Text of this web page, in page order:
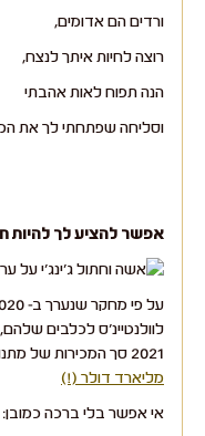
ורדים הם אדומים,
רוצה לחיות איתך לנצח,
הנה תפוח לאות אהבתי
וסליחה שפתחתי לך את
אפשר להציע לך להיות
2021 סך המכירות של מתנות לחיות לוולנטיינ'ס דיי
מליארד דולר (!)
אי אפשר בלי ברכה כמובן: